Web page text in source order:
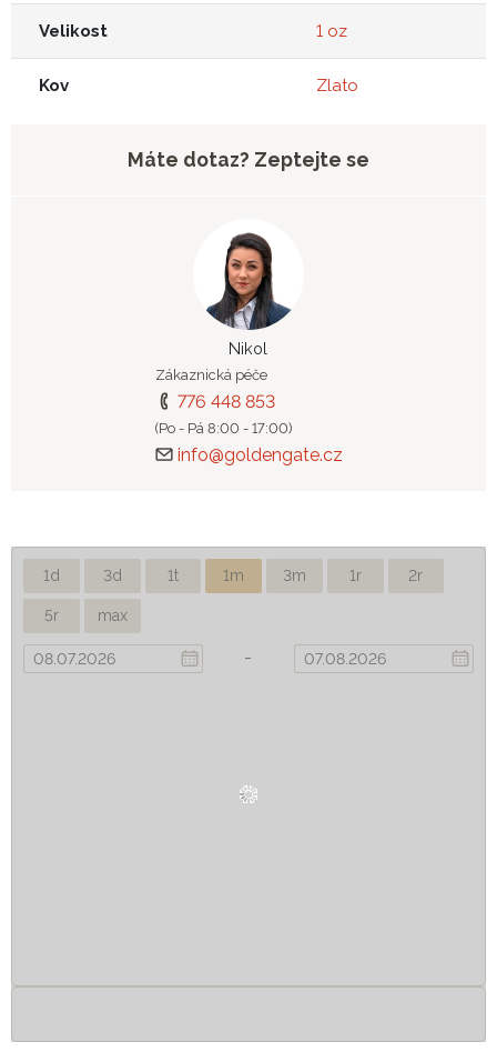
Velikost 1 oz
Kov Zlato
Máte dotaz? Zeptejte se
Nikol
Zákaznická péče
776 448 853
(Po - Pá 8:00 - 17:00)
info@goldengate.cz
1d 3d 1t 1m 3m 1r 2r
5r max
-